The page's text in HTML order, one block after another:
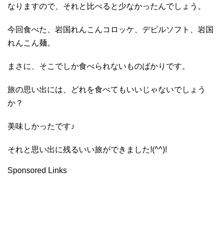
なりますので、それと比べると少なかったんでしょう。
今回食べた、岩国れんこんコロッケ、デビルソフト、岩国
れんこん麺。
まさに、そこでしか食べられないものばかりです。
旅の思い出には、どれを食べてもいいじゃないでしょう
か？
美味しかったです♪
それと思い出に残るいい旅ができました!(^^)!
Sponsored Links